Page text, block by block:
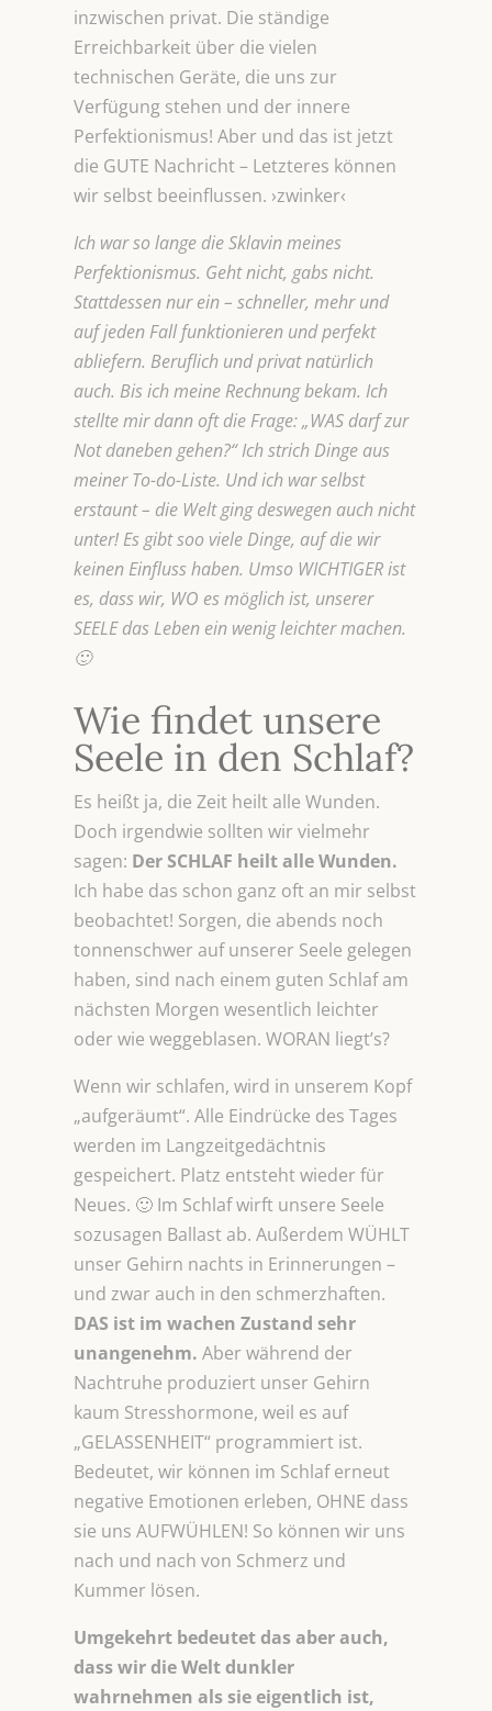
inzwischen privat. Die ständige
Erreichbarkeit über die vielen
technischen Geräte, die uns zur
Verfügung stehen und der innere
Perfektionismus! Aber und das ist jetzt
die GUTE Nachricht – Letzteres können
wir selbst beeinflussen. ›zwinker‹
Ich war so lange die Sklavin meines
Perfektionismus. Geht nicht, gabs nicht.
Stattdessen nur ein – schneller, mehr und
auf jeden Fall funktionieren und perfekt
abliefern. Beruflich und privat natürlich
auch. Bis ich meine Rechnung bekam. Ich
stellte mir dann oft die Frage: „WAS darf zur
Not daneben gehen?“ Ich strich Dinge aus
meiner To-do-Liste. Und ich war selbst
erstaunt – die Welt ging deswegen auch nicht
unter! Es gibt soo viele Dinge, auf die wir
keinen Einfluss haben. Umso WICHTIGER ist
es, dass wir, WO es möglich ist, unserer
SEELE das Leben ein wenig leichter machen.
🙂
Wie findet unsere
Seele in den Schlaf?
Es heißt ja, die Zeit heilt alle Wunden.
Doch irgendwie sollten wir vielmehr
sagen: Der SCHLAF heilt alle Wunden.
Ich habe das schon ganz oft an mir selbst
beobachtet! Sorgen, die abends noch
tonnenschwer auf unserer Seele gelegen
haben, sind nach einem guten Schlaf am
nächsten Morgen wesentlich leichter
oder wie weggeblasen. WORAN liegt’s?
Wenn wir schlafen, wird in unserem Kopf
„aufgeräumt“. Alle Eindrücke des Tages
werden im Langzeitgedächtnis
gespeichert. Platz entsteht wieder für
Neues. 🙂 Im Schlaf wirft unsere Seele
sozusagen Ballast ab. Außerdem WÜHLT
unser Gehirn nachts in Erinnerungen –
und zwar auch in den schmerzhaften.
DAS ist im wachen Zustand sehr
unangenehm. Aber während der
Nachtruhe produziert unser Gehirn
kaum Stresshormone, weil es auf
„GELASSENHEIT“ programmiert ist.
Bedeutet, wir können im Schlaf erneut
negative Emotionen erleben, OHNE dass
sie uns AUFWÜHLEN! So können wir uns
nach und nach von Schmerz und
Kummer lösen.
Umgekehrt bedeutet das aber auch,
dass wir die Welt dunkler
wahrnehmen als sie eigentlich ist,